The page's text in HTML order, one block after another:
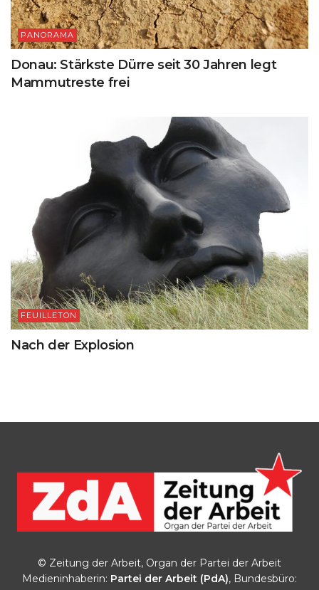
PANORAMA
Donau: Stärkste Dürre seit 30 Jahren legt
Mammutreste frei
FEUILLETON
Nach der Explosion
© Zeitung der Arbeit, Organ der Partei der Arbeit
Medieninhaberin: Partei der Arbeit (PdA), Bundesbüro: